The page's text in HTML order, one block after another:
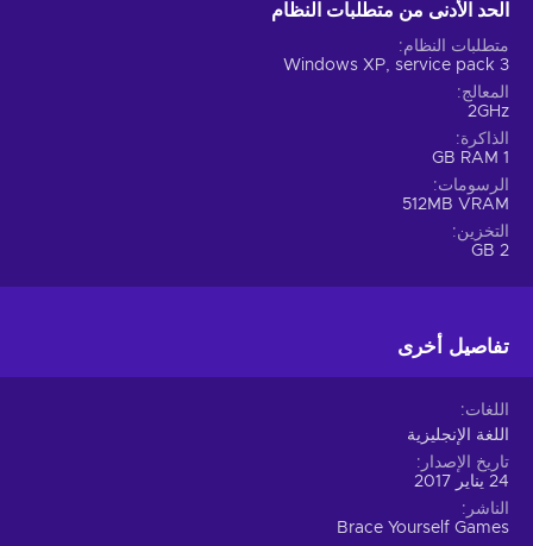
الحد الأدنى من متطلبات النظام
متطلبات النظام
Windows XP, service pack 3
المعالج
2GHz
الذاكرة
1 GB RAM
الرسومات
512MB VRAM
التخزين
2 GB
تفاصيل أخرى
اللغات
اللغة الإنجليزية
تاريخ الإصدار
24 يناير 2017
الناشر
Brace Yourself Games